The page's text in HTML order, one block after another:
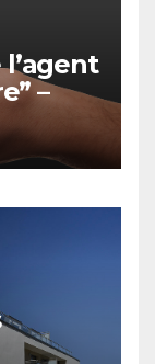
l’agent
–